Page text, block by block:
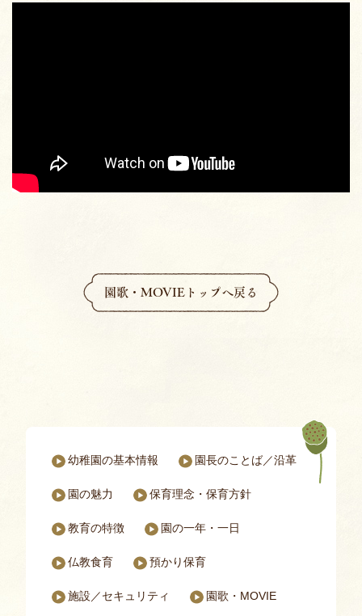
園歌・MOVIEトップへ戻る
パドマ幼稚園についてのページ一覧
幼稚園の基本情報 園長のことば／沿革
園の魅力 保育理念・保育⽅針
教育の特徴 園の一年・一日
仏教食育 預かり保育
施設／セキュリティ 園歌・MOVIE